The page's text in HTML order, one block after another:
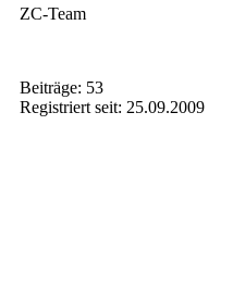
ZC-Team
Beiträge: 53
Registriert seit: 25.09.2009